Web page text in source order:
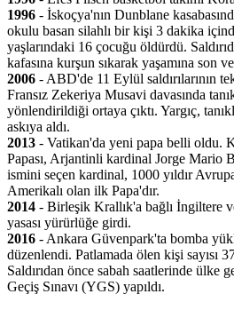
1996 - İskoçya'nın Dunblane
okulu basan silahlı bir kişi 3 dakika
yaşlarındaki 16 çocuğu öldürdü.
kafasına kurşun sıkarak yaşamına son
2006 - ABD'de 11 Eylül saldırılarının
Fransız Zekeriya Musavi davasında
yönlendirildiği ortaya çıktı. Yargıç,
askıya aldı.
2013 - Vatikan'da yeni papa belli oldu.
Papası, Arjantinli kardinal Jorge Mario
ismini seçen kardinal, 1000 yıldır
Amerikalı olan ilk Papa'dır.
2014 - Birleşik Krallık'a bağlı İngiltere
yasası yürürlüğe girdi.
2016 - Ankara Güvenpark'ta bomba
düzenlendi. Patlamada ölen kişi sayısı
Saldırıdan önce sabah saatlerinde ülke
Geçiş Sınavı (YGS) yapıldı.